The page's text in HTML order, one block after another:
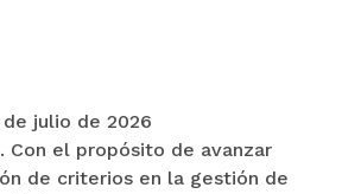
julio de 2026
Con el propósito de avanzar
de criterios en la gestión de